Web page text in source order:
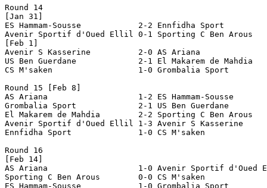
Round 14
[Jan 31]
ES Hammam-Sousse	    2-2 Ennfidha Sport
Avenir Sportif d'Oued Ellil 0-1 Sporting C Ben Arous
[Feb 1]
Avenir S Kasserine	    2-0 AS Ariana
US Ben Guerdane		    2-1 El Makarem de Mahdia
CS M'saken		    1-0 Grombalia Sport
Round 15 [Feb 8]
AS Ariana		    1-2 ES Hammam-Sousse
Grombalia Sport		    2-1 US Ben Guerdane
El Makarem de Mahdia	    2-2 Sporting C Ben Arous
Avenir Sportif d'Oued Ellil 1-3 Avenir S Kasserine
Ennfidha Sport		    1-0 CS M'saken
Round 16
[Feb 14]
AS Ariana		    1-0 Avenir Sportif d'Oued Ellil
Sporting C Ben Arous	    0-0 CS M'saken
ES Hammam-Sousse	    1-0 Grombalia Sport